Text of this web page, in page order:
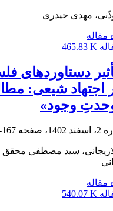
مهدی حیدری
مقاله
465.83 K
دستاوردهای
اجتهاد شیعی:
وجود»
167-190
سید مصطفی محقق
مقاله
540.07 K